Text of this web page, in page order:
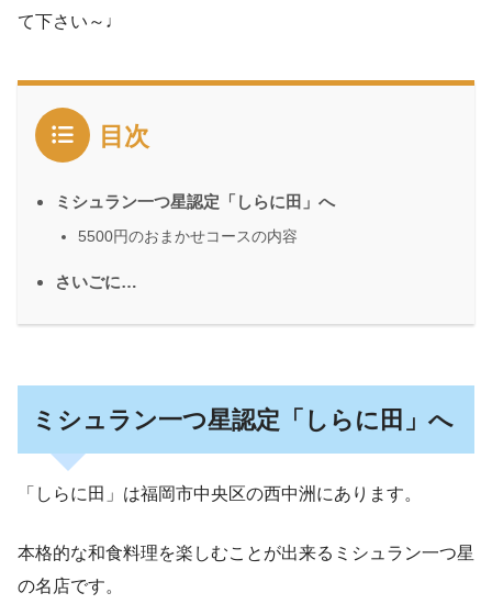
て下さい～♩
目次
ミシュラン一つ星認定「しらに田」へ
5500円のおまかせコースの内容
さいごに…
ミシュラン一つ星認定「しらに田」へ
「しらに田」は福岡市中央区の西中洲にあります。
本格的な和食料理を楽しむことが出来るミシュラン一つ星
の名店です。